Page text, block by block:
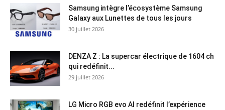
Samsung intègre l’écosystème Samsung
Galaxy aux Lunettes de tous les jours
30 juillet 2026
DENZA Z : La supercar électrique de 1604 ch
qui redéfinit...
29 juillet 2026
LG Micro RGB evo AI redéfinit l’expérience